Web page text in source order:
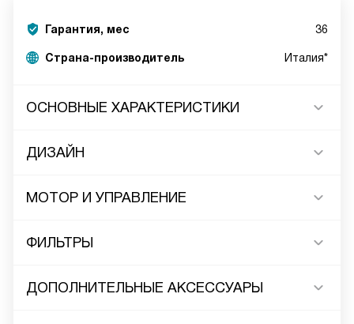
Гарантия, мес 36
Страна-производитель Италия*
ОСНОВНЫЕ ХАРАКТЕРИСТИКИ
ДИЗАЙН
МОТОР И УПРАВЛЕНИЕ
ФИЛЬТРЫ
ДОПОЛНИТЕЛЬНЫЕ АКСЕССУАРЫ